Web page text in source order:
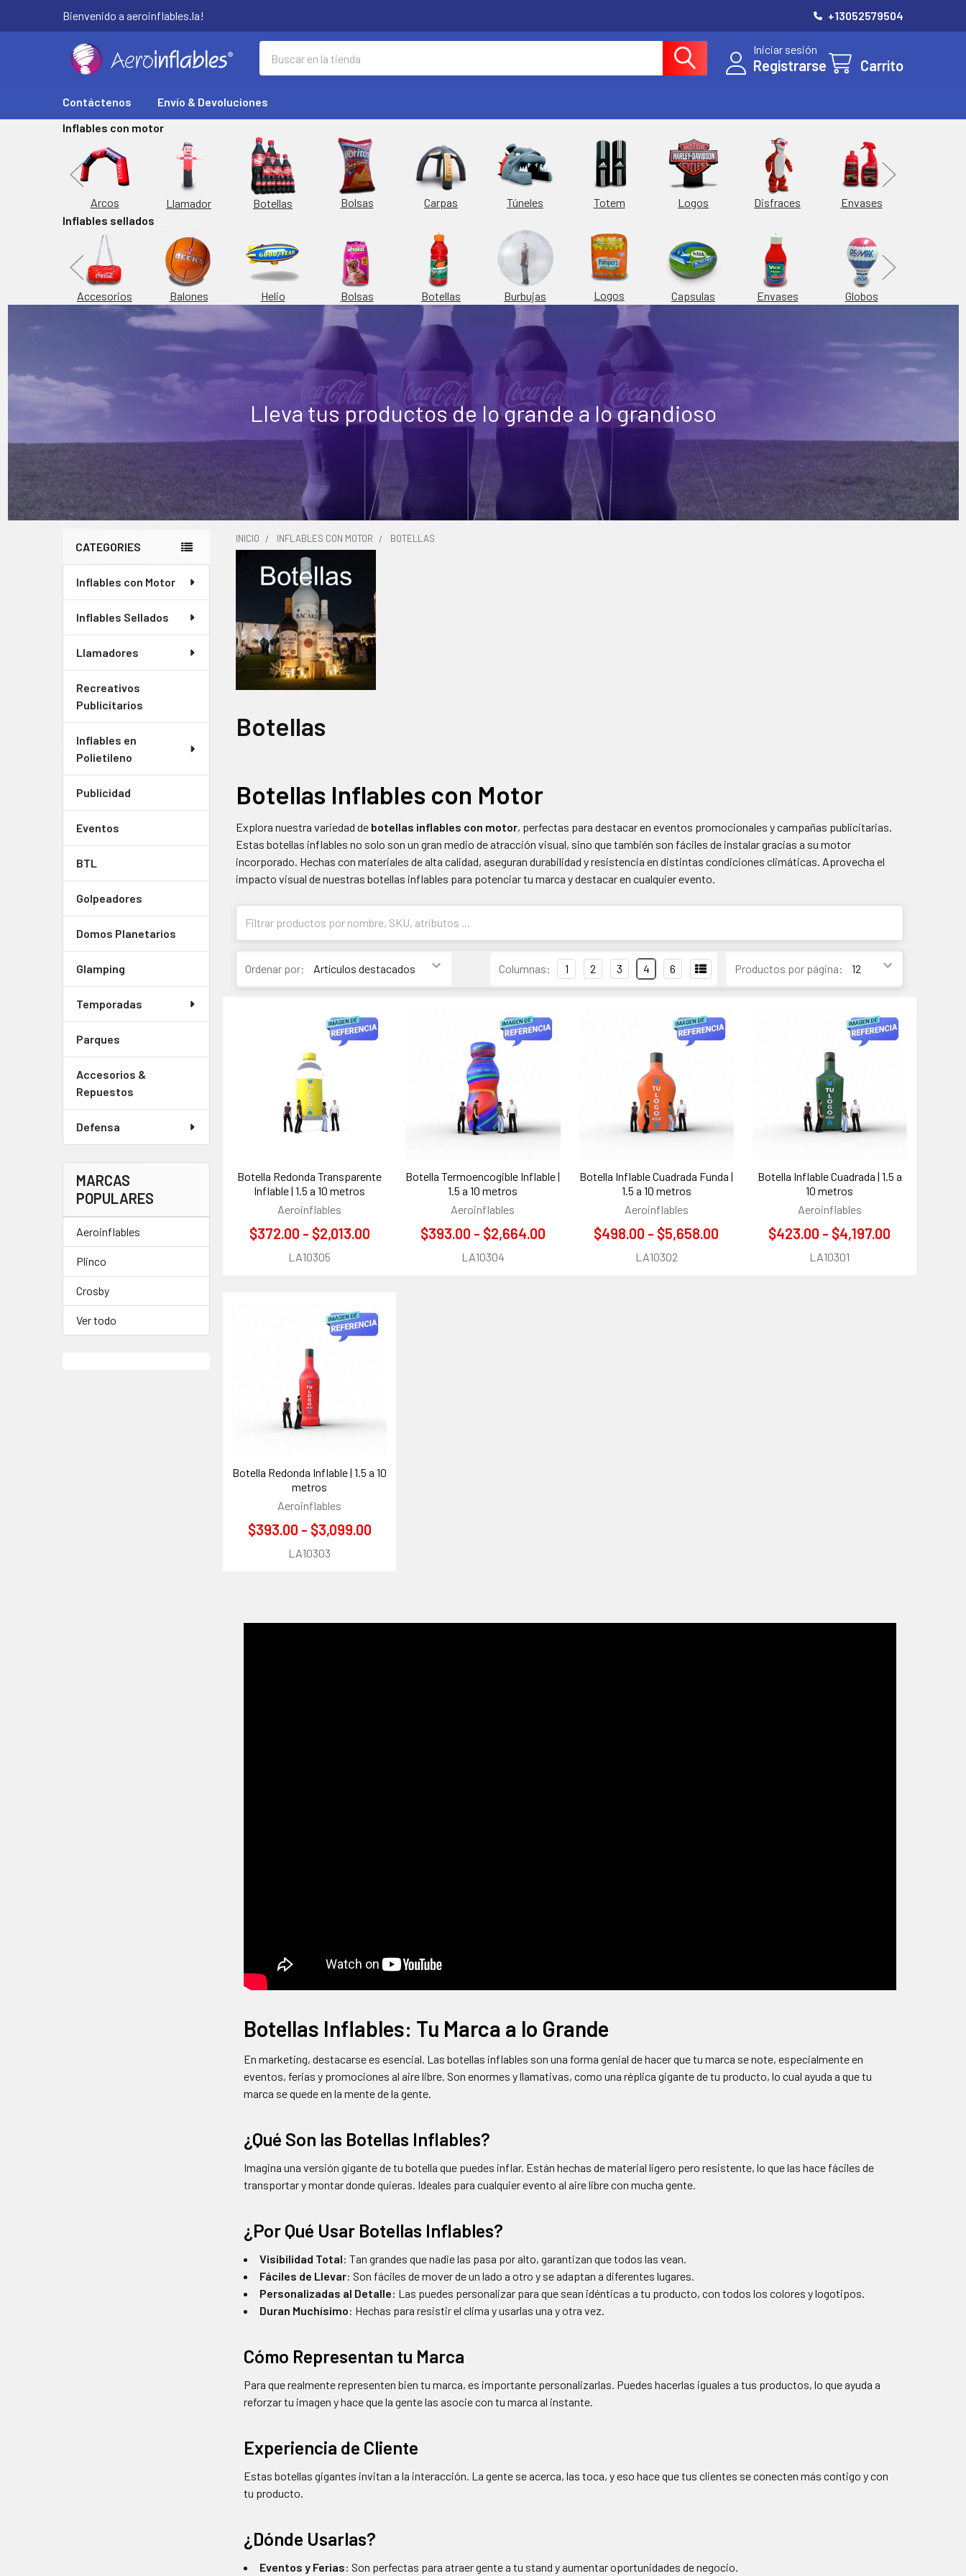
Bienvenido a aeroinflables.la! +13052579504
Iniciar sesión
Registrarse Carrito
Contáctenos
Envío & Devoluciones
Inflables con motor
Arcos Llamador Botellas Bolsas Carpas Túneles Totem Logos Disfraces Envases
Inflables sellados
Accesorios Balones Helio Bolsas Botellas Burbujas Logos Capsulas Envases Globos
Lleva tus productos de lo grande a lo grandioso
Barra
lateral
CATEGORIES
Inflables con Motor
Inflables Sellados
Llamadores
Recreativos
Publicitarios
Inflables en
Polietileno
Publicidad
Eventos
BTL
Golpeadores
Domos Planetarios
Glamping
Temporadas
Parques
Accesorios &
Repuestos
Defensa
MARCAS
POPULARES
Aeroinflables
Plinco
Crosby
Ver todo
INICIO INFLABLES CON MOTOR BOTELLAS
Botellas
Botellas Inflables con Motor
Explora nuestra variedad de botellas inflables con motor, perfectas para destacar en eventos promocionales y campañas publicitarias.
Estas botellas inflables no solo son un gran medio de atracción visual, sino que también son fáciles de instalar gracias a su motor
incorporado. Hechas con materiales de alta calidad, aseguran durabilidad y resistencia en distintas condiciones climáticas. Aprovecha el
impacto visual de nuestras botellas inflables para potenciar tu marca y destacar en cualquier evento.
Ordenar por: Productos por página:
Columnas: 1 2 3 4 6
Botella Redonda Transparente
Inflable | 1.5 a 10 metros
Aeroinflables
$372.00 - $2,013.00
LA10305
Botella Termoencogible Inflable |
1.5 a 10 metros
Aeroinflables
$393.00 - $2,664.00
LA10304
Botella Inflable Cuadrada Funda |
1.5 a 10 metros
Aeroinflables
$498.00 - $5,658.00
LA10302
Botella Inflable Cuadrada | 1.5 a
10 metros
Aeroinflables
$423.00 - $4,197.00
LA10301
Botella Redonda Inflable | 1.5 a 10
metros
Aeroinflables
$393.00 - $3,099.00
LA10303
Botellas Inflables: Tu Marca a lo Grande
En marketing, destacarse es esencial. Las botellas inflables son una forma genial de hacer que tu marca se note, especialmente en
eventos, ferias y promociones al aire libre. Son enormes y llamativas, como una réplica gigante de tu producto, lo cual ayuda a que tu
marca se quede en la mente de la gente.
¿Qué Son las Botellas Inflables?
Imagina una versión gigante de tu botella que puedes inflar. Están hechas de material ligero pero resistente, lo que las hace fáciles de
transportar y montar donde quieras. Ideales para cualquier evento al aire libre con mucha gente.
¿Por Qué Usar Botellas Inflables?
Visibilidad Total: Tan grandes que nadie las pasa por alto, garantizan que todos las vean.
Fáciles de Llevar: Son fáciles de mover de un lado a otro y se adaptan a diferentes lugares.
Personalizadas al Detalle: Las puedes personalizar para que sean idénticas a tu producto, con todos los colores y logotipos.
Duran Muchísimo: Hechas para resistir el clima y usarlas una y otra vez.
Cómo Representan tu Marca
Para que realmente representen bien tu marca, es importante personalizarlas. Puedes hacerlas iguales a tus productos, lo que ayuda a
reforzar tu imagen y hace que la gente las asocie con tu marca al instante.
Experiencia de Cliente
Estas botellas gigantes invitan a la interacción. La gente se acerca, las toca, y eso hace que tus clientes se conecten más contigo y con
tu producto.
¿Dónde Usarlas?
Eventos y Ferias: Son perfectas para atraer gente a tu stand y aumentar oportunidades de negocio.